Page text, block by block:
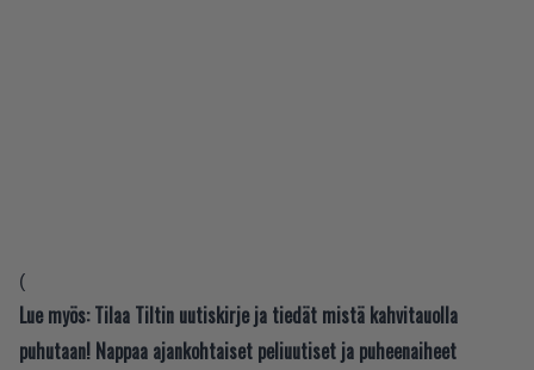
(
Lue myös: Tilaa Tiltin uutiskirje ja tiedät mistä kahvitauolla
puhutaan! Nappaa ajankohtaiset peliuutiset ja puheenaiheet